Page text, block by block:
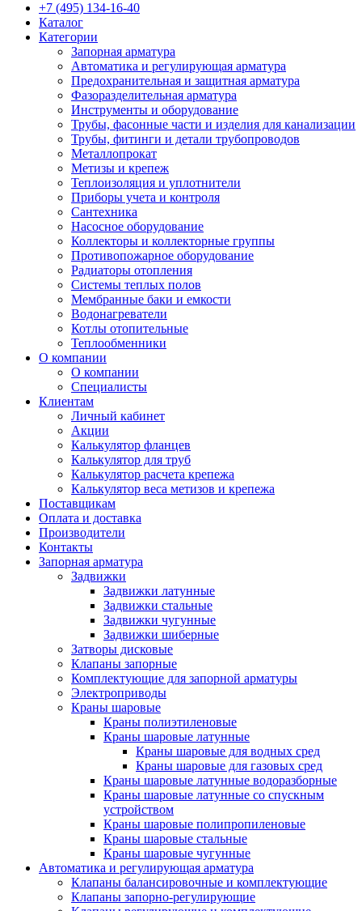
+7 (495) 134-16-40
Каталог
Категории
Запорная арматура
Автоматика и регулирующая арматура
Предохранительная и защитная арматура
Фазоразделительная арматура
Инструменты и оборудование
Трубы, фасонные части и изделия для канализации
Трубы, фитинги и детали трубопроводов
Металлопрокат
Метизы и крепеж
Теплоизоляция и уплотнители
Приборы учета и контроля
Сантехника
Насосное оборудование
Коллекторы и коллекторные группы
Противопожарное оборудование
Радиаторы отопления
Системы теплых полов
Мембранные баки и емкости
Водонагреватели
Котлы отопительные
Теплообменники
О компании
О компании
Специалисты
Клиентам
Личный кабинет
Акции
Калькулятор фланцев
Калькулятор для труб
Калькулятор расчета крепежа
Калькулятор веса метизов и крепежа
Поставщикам
Оплата и доставка
Производители
Контакты
Запорная арматура
Задвижки
Задвижки латунные
Задвижки стальные
Задвижки чугунные
Задвижки шиберные
Затворы дисковые
Клапаны запорные
Комплектующие для запорной арматуры
Электроприводы
Краны шаровые
Краны полиэтиленовые
Краны шаровые латунные
Краны шаровые для водных сред
Краны шаровые для газовых сред
Краны шаровые латунные водоразборные
Краны шаровые латунные со спускным
устройством
Краны шаровые полипропиленовые
Краны шаровые стальные
Краны шаровые чугунные
Автоматика и регулирующая арматура
Клапаны балансировочные и комплектующие
Клапаны запорно-регулирующие